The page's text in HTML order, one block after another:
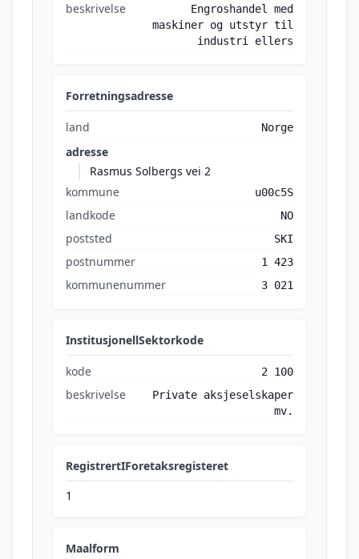
beskrivelse
Engroshandel med
maskiner og utstyr til
industri ellers
Forretningsadresse
land Norge
adresse
Rasmus Solbergs vei 2
kommune
u00c5S
landkode NO
poststed SKI
postnummer 1 423
kommunenummer 3 021
InstitusjonellSektorkode
kode 2 100
beskrivelse
Private aksjeselskaper
mv.
RegistrertIForetaksregisteret
1
Maalform